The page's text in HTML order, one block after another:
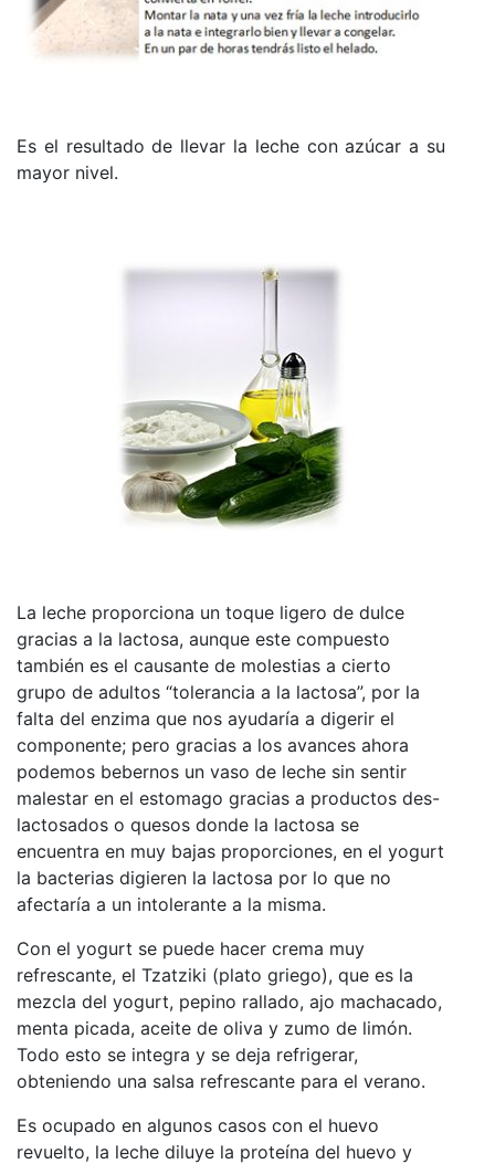
Es el resultado de llevar la leche con azúcar a su
mayor nivel.
La leche proporciona un toque ligero de dulce
gracias a la lactosa, aunque este compuesto
también es el causante de molestias a cierto
grupo de adultos “tolerancia a la lactosa”, por la
falta del enzima que nos ayudaría a digerir el
componente; pero gracias a los avances ahora
podemos bebernos un vaso de leche sin sentir
malestar en el estomago gracias a productos des-
lactosados o quesos donde la lactosa se
encuentra en muy bajas proporciones, en el yogurt
la bacterias digieren la lactosa por lo que no
afectaría a un intolerante a la misma.
Con el yogurt se puede hacer crema muy
refrescante, el Tzatziki (plato griego), que es la
mezcla del yogurt, pepino rallado, ajo machacado,
menta picada, aceite de oliva y zumo de limón.
Todo esto se integra y se deja refrigerar,
obteniendo una salsa refrescante para el verano.
Es ocupado en algunos casos con el huevo
revuelto, la leche diluye la proteína del huevo y